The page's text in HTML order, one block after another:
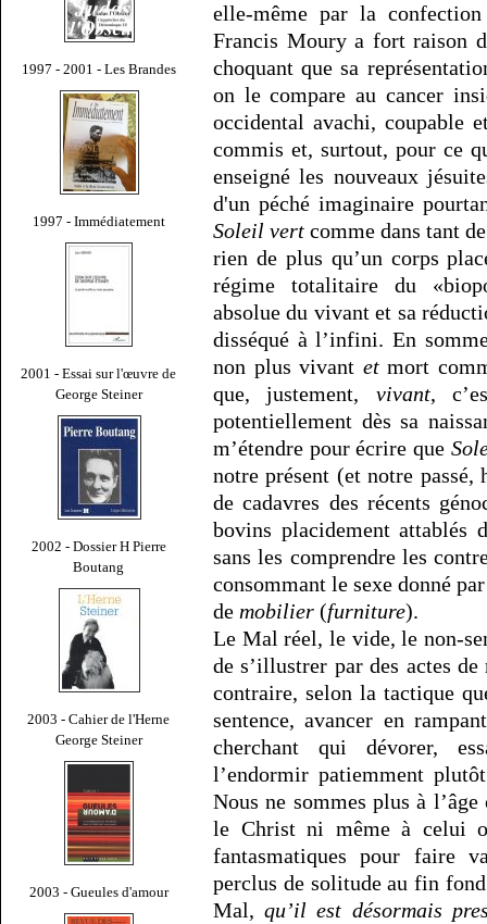
1997 - 2001 - Les Brandes
1997 - Immédiatement
2001 - Essai sur l'œuvre de
George Steiner
2002 - Dossier H Pierre
Boutang
2003 - Cahier de l'Herne
George Steiner
2003 - Gueules d'amour
elle-même par la
Francis Moury a fort raison
choquant que sa
on le compare au cancer
occidental avachi, coupable
commis et, surtout, pour ce
enseigné les nouveaux
d'un péché imaginaire
Soleil vert comme dans tant
rien de plus qu’un corps
régime totalitaire du
absolue du vivant et sa
disséqué à l’infini. En
non plus vivant etmort
que, justement, vivant,
potentiellement dès sa
m’étendre pour écrire que
notre présent (et notre passé,
de cadavres des récents
bovins placidement attablés
sans les comprendre les
consommant le sexe donné
de mobilier (furniture).
Le Mal réel, le vide, le non-
de s’illustrer par des actes
contraire, selon la tactique
sentence, avancer en
cherchant qui dévorer,
l’endormir patiemment
Nous ne sommes plus à
le Christ ni même à celui
fantasmatiques pour faire
perclus de solitude au fin
Mal,qu’il est désormais